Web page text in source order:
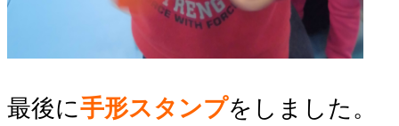
最後に手形スタンプをしました。